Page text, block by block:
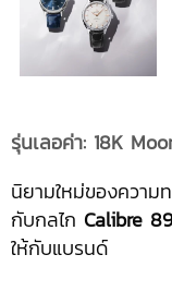
รุ่นเลอค่า: 18K
นิยามใหม่ของความ
กับกลไก Calibre
ให้กับแบรนด์